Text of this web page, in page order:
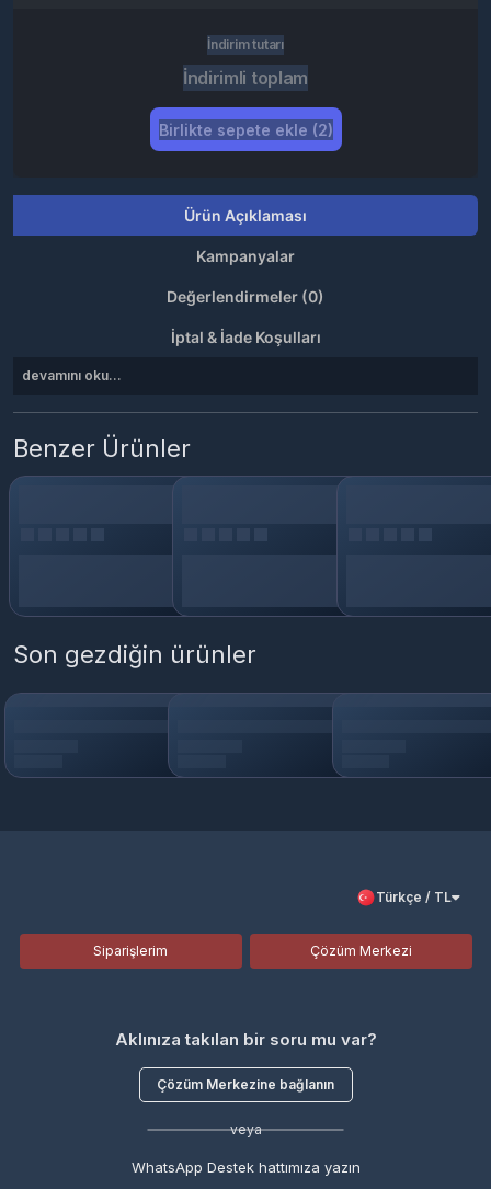
İndirim tutarı
İndirimli toplam
Birlikte sepete ekle (2)
Ürün Açıklaması
Kampanyalar
Değerlendirmeler (0)
İptal & İade Koşulları
devamını oku...
Benzer Ürünler
Son gezdiğin ürünler
Türkçe / TL
Siparişlerim Çözüm Merkezi
Aklınıza takılan bir soru mu var?
Çözüm Merkezine bağlanın
veya
WhatsApp Destek hattımıza yazın